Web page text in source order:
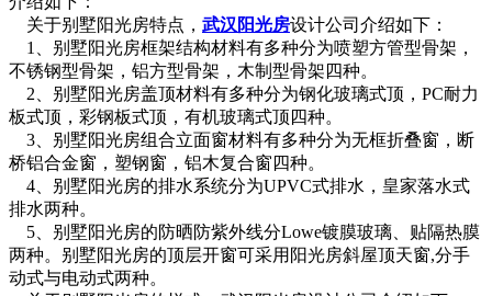
关于别墅阳光房特点， 武汉阳光房设计公司介绍如下：
1、别墅阳光房框架结构材料有多种分为喷塑方管型骨架，
不锈钢型骨架，铝方型骨架，木制型骨架四种。
2、别墅阳光房盖顶材料有多种分为钢化玻璃式顶，PC耐力
板式顶，彩钢板式顶，有机玻璃式顶四种。
3、别墅阳光房组合立面窗材料有多种分为无框折叠窗，断
桥铝合金窗，塑钢窗，铝木复合窗四种。
4、别墅阳光房的排水系统分为UPVC式排水，皇家落水式
排水两种。
5、别墅阳光房的防晒防紫外线分Lowe镀膜玻璃、贴隔热膜
两种。别墅阳光房的顶层开窗可采用阳光房斜屋顶天窗,分手
动式与电动式两种。